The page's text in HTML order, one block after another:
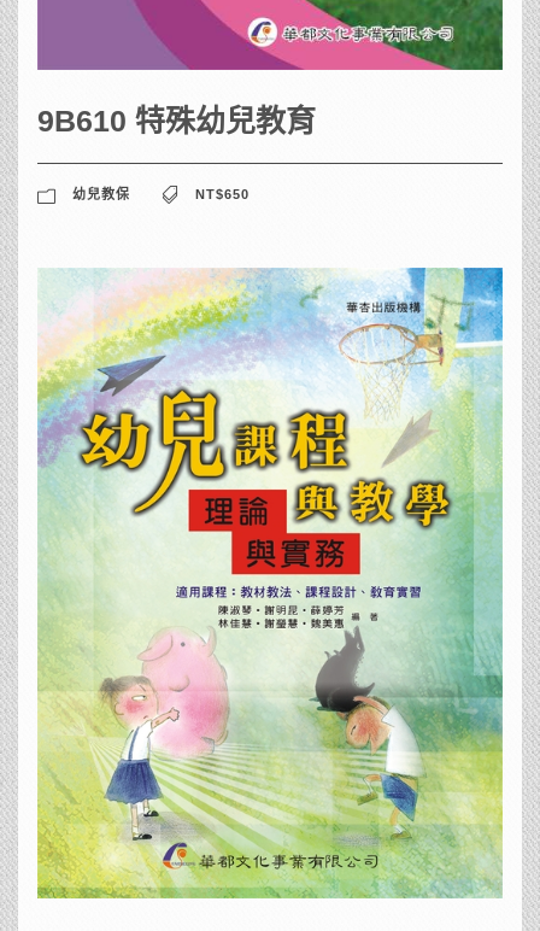
9B610 特殊幼兒教育
幼兒教保 NT$650